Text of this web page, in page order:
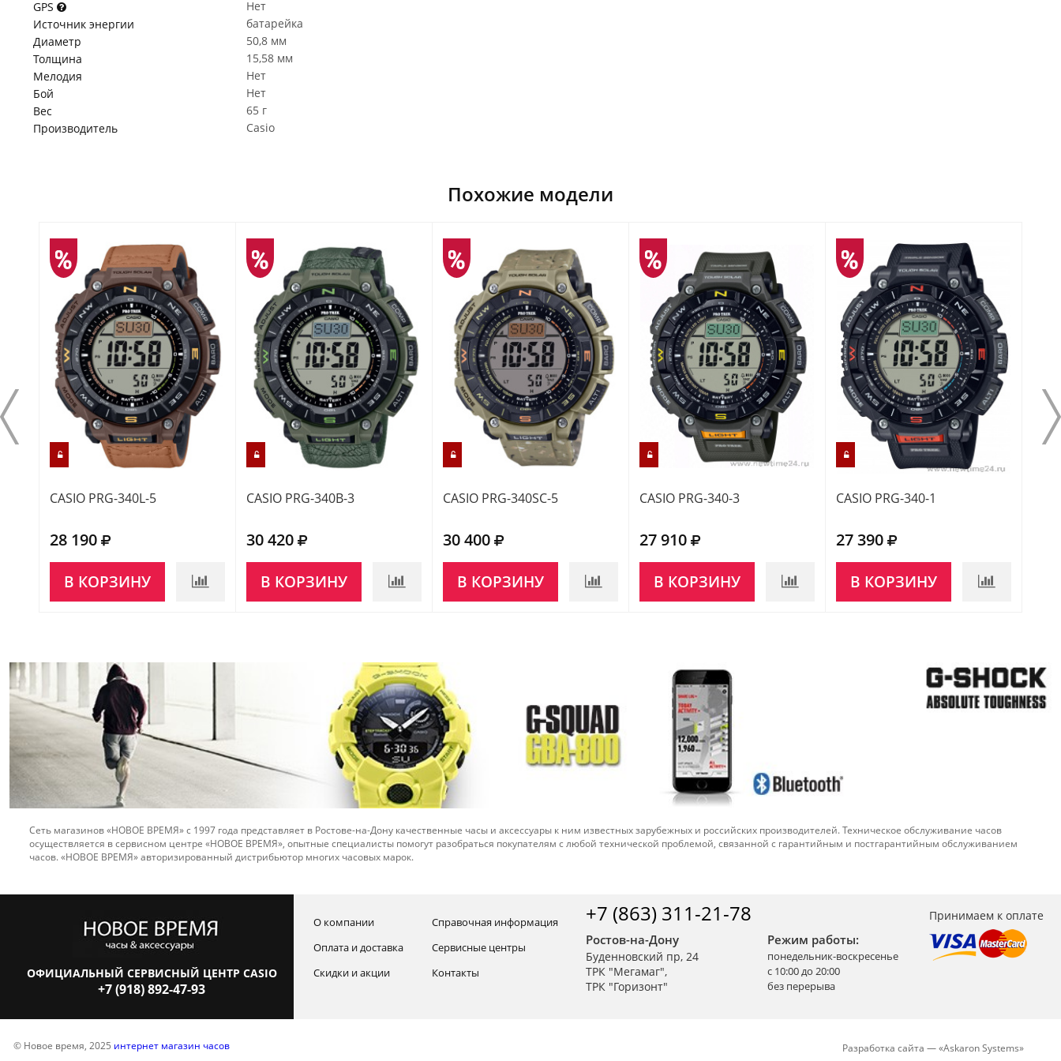
GPS
Нет
Источник энергии
батарейка
Диаметр
50,8 мм
Толщина
15,58 мм
Мелодия
Нет
Бой
Нет
Вес
65 г
Производитель
Casio
Похожие модели
CASIO PRG-340L-5
28 190
В КОРЗИНУ
CASIO PRG-340B-3
30 420
В КОРЗИНУ
CASIO PRG-340SC-5
30 400
В КОРЗИНУ
CASIO PRG-340-3
27 910
В КОРЗИНУ
CASIO PRG-340-1
27 390
В КОРЗИНУ
Сеть магазинов «НОВОЕ ВРЕМЯ» с 1997 года представляет в Ростове-на-Дону качественные часы и аксессуары к ним известных зарубежных и российских производителей. Техническое обслуживание часов
осуществляется в сервисном центре «НОВОЕ ВРЕМЯ», опытные специалисты помогут разобраться покупателям с любой технической проблемой, связанной с гарантийным и постгарантийным обслуживанием
часов. «НОВОЕ ВРЕМЯ» авторизированный дистрибьютор многих часовых марок.
ОФИЦИАЛЬНЫЙ СЕРВИСНЫЙ ЦЕНТР CASIO
+7 (918) 892-47-93
О компании
Оплата и доставка
Скидки и акции
Справочная информация
Сервисные центры
Контакты
+7 (863) 311-21-78
Режим работы:
понедельник-воскресенье
с 10:00 до 20:00
без перерыва
Ростов-на-Дону
Буденновский пр, 24
ТРК "Мегамаг",
ТРК "Горизонт"
Принимаем к оплате
© Новое время, 2025 интернет магазин часов Разработка сайта —«Askaron Systems»